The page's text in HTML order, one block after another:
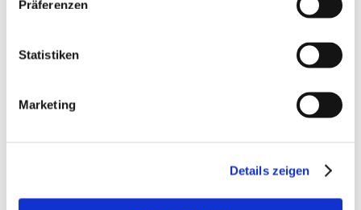
Präferenzen
Statistiken
Marketing
Details zeigen